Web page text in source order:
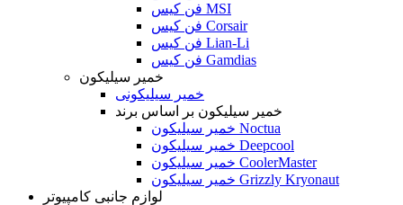
فن کیس MSI
فن کیس Corsair
فن کیس Lian-Li
فن کیس Gamdias
خمیر سیلیکون
خمیر سیلیکونی
خمیر سیلیکون بر اساس برند
خمیر سیلیکون Noctua
خمیر سیلیکون Deepcool
خمیر سیلیکون CoolerMaster
خمیر سیلیکون Grizzly Kryonaut
لوازم جانبی کامپیوتر